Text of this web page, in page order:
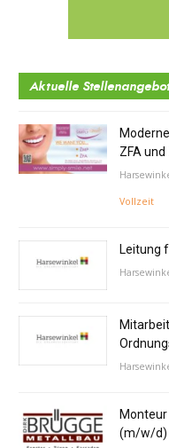
Aktuelle
ZFA
Vollzeit
Leitung
(m/w/d)